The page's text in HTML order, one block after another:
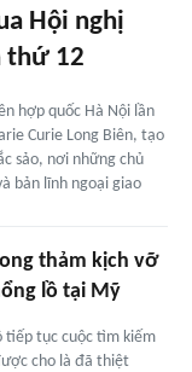
Hội nghị
thứ 12
hợp quốc Hà Nội lần
Curie Long Biên, tạo
sảo, nơi những chủ
bản lĩnh ngoại giao
thảm kịch vỡ
lồ tại Mỹ
tiếp tục cuộc tìm kiếm
cho là đã thiệt